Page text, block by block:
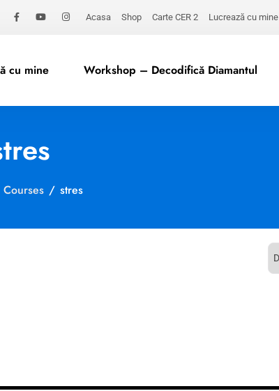
Acasa Shop Carte CER 2 Lucrează cu mine
cu mine Workshop – Decodifică Diamantul
Courses / stres